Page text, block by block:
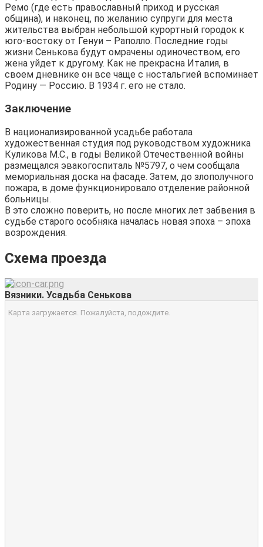
Ремо (где есть православный приход и русская
община), и наконец, по желанию супруги для места
жительства выбран небольшой курортный городок к
юго-востоку от Генуи – Раполло. Последние годы
жизни Сенькова будут омрачены одиночеством, его
жена уйдет к другому. Как не прекрасна Италия, в
своем дневнике он все чаще с ностальгией вспоминает
Родину — Россию. В 1934 г. его не стало.
Заключение
В национализированной усадьбе работала
художественная студия под руководством художника
Куликова М.С., в годы Великой Отечественной войны
размещался эвакогоспиталь №5797, о чем сообщала
мемориальная доска на фасаде. Затем, до злополучного
пожара, в доме функционировало отделение районной
больницы.
В это сложно поверить, но после многих лет забвения в
судьбе старого особняка началась новая эпоха – эпоха
возрождения.
Схема проезда
Вязники. Усадьба Сенькова
Карта загружается. Пожалуйста, подождите.